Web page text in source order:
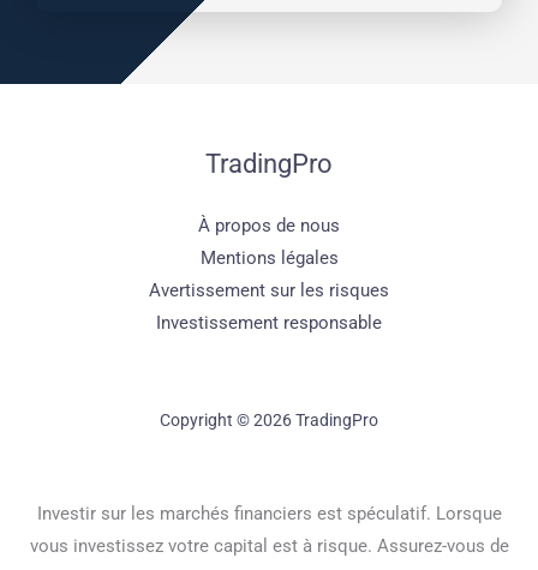
TradingPro
À propos de nous
Mentions légales
Avertissement sur les risques
Investissement responsable
Copyright © 2026 TradingPro
Investir sur les marchés financiers est spéculatif. Lorsque
vous investissez votre capital est à risque. Assurez-vous de